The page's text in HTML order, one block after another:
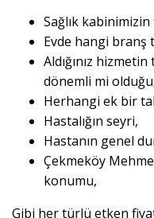
Sağlık
Evde hangi branş
Aldığınız
dönemli mi
Herhangi ek bir
Hastalığın seyri,
Hastanın genel
Çekmeköy
konumu,
Gibi her türlü etken